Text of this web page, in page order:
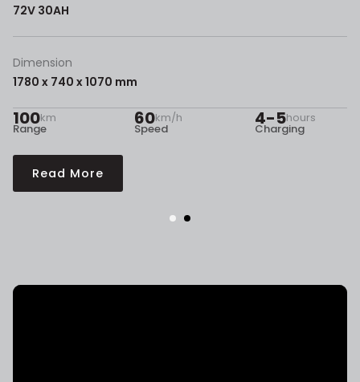
72V 30AH
Dimension
1780 x 740 x 1070 mm
100km
Range 60km/h
Speed 4-5hours
Charging
Read More